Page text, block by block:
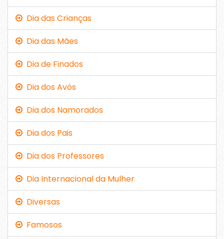
Dia das Crianças
Dia das Mães
Dia de Finados
Dia dos Avós
Dia dos Namorados
Dia dos Pais
Dia dos Professores
Dia Internacional da Mulher
Diversas
Famosos